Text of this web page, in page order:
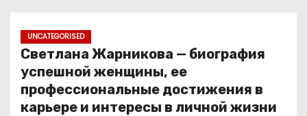
UNCATEGORISED
Светлана Жарникова — биография
успешной женщины, ее
профессиональные достижения в
карьере и интересы в личной жизни